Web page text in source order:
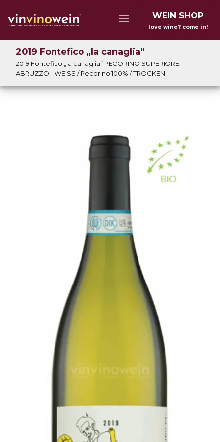
WEIN SHOP
love wine? come in!
2019 Fontefico „la canaglia”
2019 Fontefico „la canaglia” PECORINO SUPERIORE
ABRUZZO - WEISS / Pecorino 100% / TROCKEN